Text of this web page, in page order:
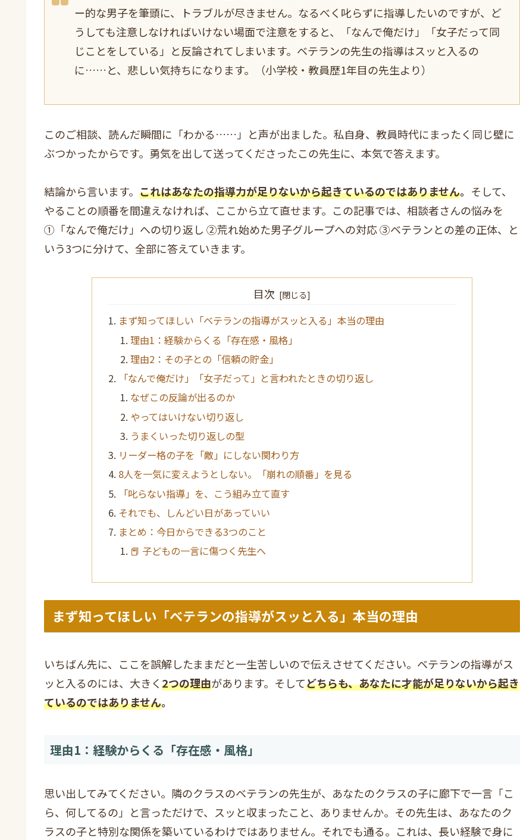
ー的な男子を筆頭に、トラブルが尽きません。なるべく叱らずに指導したいのですが、ど
うしても注意しなければいけない場面で注意をすると、「なんで俺だけ」「女子だって同
じことをしている」と反論されてしまいます。ベテランの先生の指導はスッと入るの
に……と、悲しい気持ちになります。（小学校・教員歴1年目の先生より）
このご相談、読んだ瞬間に「わかる……」と声が出ました。私自身、教員時代にまったく同じ壁に
ぶつかったからです。勇気を出して送ってくださったこの先生に、本気で答えます。
結論から言います。 これはあなたの指導力が足りないから起きているのではありません。 そして、
やることの順番を間違えなければ、ここから立て直せます。この記事では、相談者さんの悩みを
①「なんで俺だけ」への切り返し ②荒れ始めた男子グループへの対応 ③ベテランとの差の正体、と
いう3つに分けて、全部に答えていきます。
目次
まず知ってほしい「ベテランの指導がスッと入る」本当の理由
理由1：経験からくる「存在感・風格」
理由2：その子との「信頼の貯金」
「なんで俺だけ」「女子だって」と言われたときの切り返し
なぜこの反論が出るのか
やってはいけない切り返し
うまくいった切り返しの型
リーダー格の子を「敵」にしない関わり方
8人を一気に変えようとしない。「崩れの順番」を見る
「叱らない指導」を、こう組み立て直す
それでも、しんどい日があっていい
まとめ：今日からできる3つのこと
📕 子どもの一言に傷つく先生へ
まず知ってほしい「ベテランの指導がスッと入る」本当の理由
いちばん先に、ここを誤解したままだと一生苦しいので伝えさせてください。ベテランの指導がス
ッと入るのには、大きく2つの理由があります。そしてどちらも、あなたに才能が足りないから起き
ているのではありません。
理由1：経験からくる「存在感・風格」
思い出してみてください。隣のクラスのベテランの先生が、あなたのクラスの子に廊下で一言「こ
ら、何してるの」と言っただけで、スッと収まったこと、ありませんか。その先生は、あなたのク
ラスの子と特別な関係を築いているわけではありません。それでも通る。これは、長い経験で身に